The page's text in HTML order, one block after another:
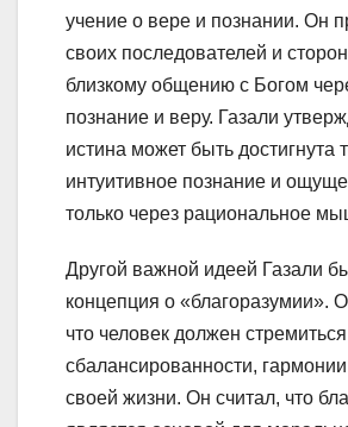
учение о вере и познании. Он
своих последователей и
близкому общению с Богом
познание и веру. Газали
истина может быть достигнута
интуитивное познание и
только через рациональное
Другой важной идеей Газали
концепция о «благоразумии».
что человек должен стремиться
сбалансированности,
своей жизни. Он считал, что